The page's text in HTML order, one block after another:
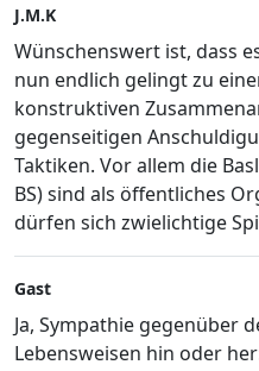
J.M.K
Wünschenswert ist, dass
nun endlich gelingt zu
konstruktiven
gegenseitigen
Taktiken. Vor allem die
BS) sind als öffentliches
dürfen sich zwielichtige
Gast
Ja, Sympathie gegenüber
Lebensweisen hin oder